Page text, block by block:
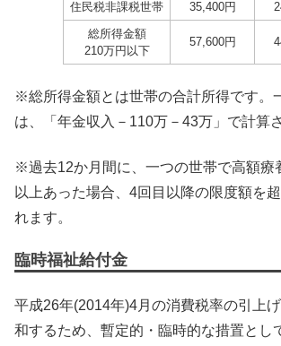
住民税非課税世帯 35,400円
総所得金額
210万円以下
57,600円
※総所得金額とは世帯の合計所得です。
は、「年金収入－110万－43万」で計算
※過去12か月間に、一つの世帯で高額療
以上あった場合、4回目以降の限度額を
れます。
臨時福祉給付金
平成26年(2014年)4月の消費税率の引上
和するため、暫定的・臨時的な措置とし